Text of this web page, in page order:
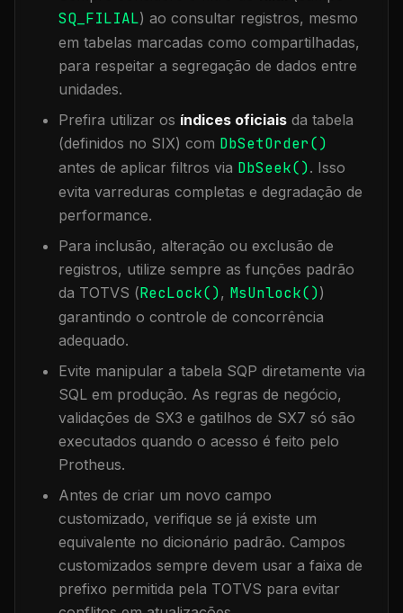
SQ_FILIAL) ao consultar registros, mesmo
em tabelas marcadas como compartilhadas,
para respeitar a segregação de dados entre
unidades.
Prefira utilizar os índices oficiais da tabela
(definidos no SIX) com DbSetOrder()
antes de aplicar filtros via DbSeek(). Isso
evita varreduras completas e degradação de
performance.
Para inclusão, alteração ou exclusão de
registros, utilize sempre as funções padrão
da TOTVS (RecLock(), MsUnlock())
garantindo o controle de concorrência
adequado.
Evite manipular a tabela SQP diretamente via
SQL em produção. As regras de negócio,
validações de SX3 e gatilhos de SX7 só são
executados quando o acesso é feito pelo
Protheus.
Antes de criar um novo campo
customizado, verifique se já existe um
equivalente no dicionário padrão. Campos
customizados sempre devem usar a faixa de
prefixo permitida pela TOTVS para evitar